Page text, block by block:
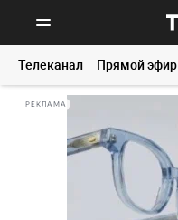
Телеканал Прямой эфир
РЕКЛАМА